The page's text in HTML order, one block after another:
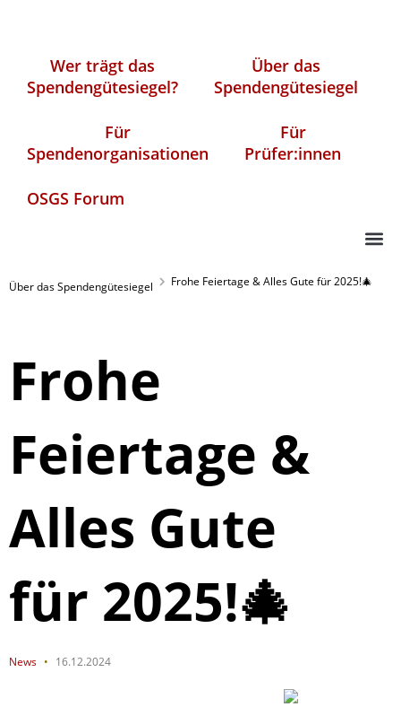
Wer trägt das
Spendengütesiegel?
Über das
Spendengütesiegel
Für
Spendenorganisationen
Für
Prüfer:innen
OSGS Forum
Über das Spendengütesiegel Frohe Feiertage & Alles Gute für 2025!🎄
Frohe
Feiertage &
Alles Gute
für 2025!🎄
News 16.12.2024